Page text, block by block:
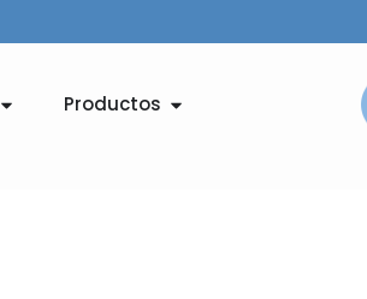
Abrir Espacios a medida
Productos Abrir Productos